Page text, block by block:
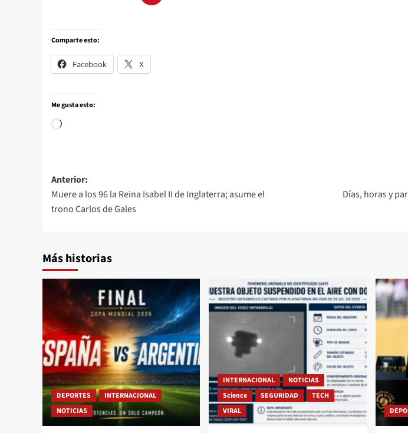
Comparte esto:
Facebook X
Me gusta esto:
Anterior:
Muere a los 96 la Reina Isabel II de Inglaterra; asume el
trono Carlos de Gales
Días, horas y
Más historias
DEPORTES
INTERNACIONAL
NOTICIAS
INTERNACIONAL
NOTICIAS
Science
SEGURIDAD
TECH
VIRAL